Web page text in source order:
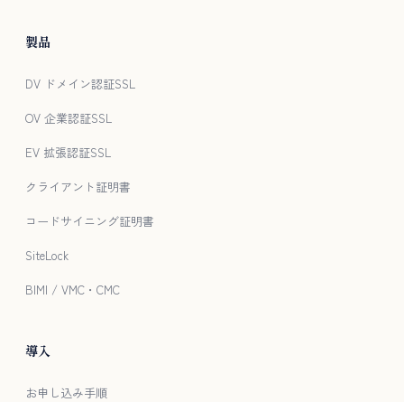
製品
DV ドメイン認証SSL
OV 企業認証SSL
EV 拡張認証SSL
クライアント証明書
コードサイニング証明書
SiteLock
BIMI / VMC・CMC
導入
お申し込み手順